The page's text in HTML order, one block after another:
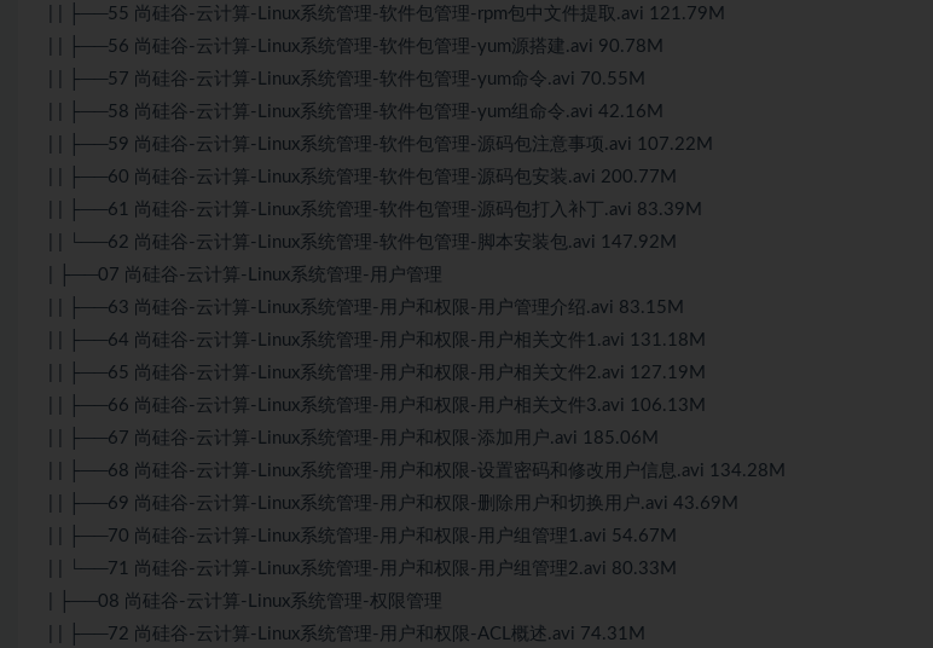
| | ├──55 尚硅谷-云计算-Linux系统管理-软件包管理-rpm包中文件提取.avi 121.79M
| | ├──56 尚硅谷-云计算-Linux系统管理-软件包管理-yum源搭建.avi 90.78M
| | ├──57 尚硅谷-云计算-Linux系统管理-软件包管理-yum命令.avi 70.55M
| | ├──58 尚硅谷-云计算-Linux系统管理-软件包管理-yum组命令.avi 42.16M
| | ├──59 尚硅谷-云计算-Linux系统管理-软件包管理-源码包注意事项.avi 107.22M
| | ├──60 尚硅谷-云计算-Linux系统管理-软件包管理-源码包安装.avi 200.77M
| | ├──61 尚硅谷-云计算-Linux系统管理-软件包管理-源码包打入补丁.avi 83.39M
| | └──62 尚硅谷-云计算-Linux系统管理-软件包管理-脚本安装包.avi 147.92M
| ├──07 尚硅谷-云计算-Linux系统管理-用户管理
| | ├──63 尚硅谷-云计算-Linux系统管理-用户和权限-用户管理介绍.avi 83.15M
| | ├──64 尚硅谷-云计算-Linux系统管理-用户和权限-用户相关文件1.avi 131.18M
| | ├──65 尚硅谷-云计算-Linux系统管理-用户和权限-用户相关文件2.avi 127.19M
| | ├──66 尚硅谷-云计算-Linux系统管理-用户和权限-用户相关文件3.avi 106.13M
| | ├──67 尚硅谷-云计算-Linux系统管理-用户和权限-添加用户.avi 185.06M
| | ├──68 尚硅谷-云计算-Linux系统管理-用户和权限-设置密码和修改用户信息.avi 134.28M
| | ├──69 尚硅谷-云计算-Linux系统管理-用户和权限-删除用户和切换用户.avi 43.69M
| | ├──70 尚硅谷-云计算-Linux系统管理-用户和权限-用户组管理1.avi 54.67M
| | └──71 尚硅谷-云计算-Linux系统管理-用户和权限-用户组管理2.avi 80.33M
| ├──08 尚硅谷-云计算-Linux系统管理-权限管理
| | ├──72 尚硅谷-云计算-Linux系统管理-用户和权限-ACL概述.avi 74.31M